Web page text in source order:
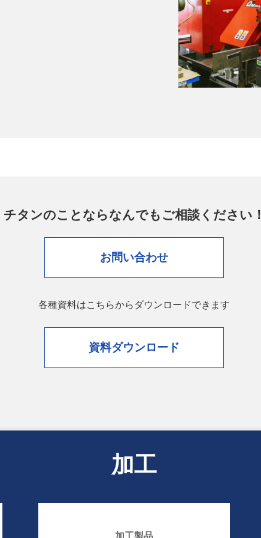
チタンのことならなんでもご相談ください！
お問い合わせ
各種資料はこちらからダウンロードできます
資料ダウンロード
加工
加工製品